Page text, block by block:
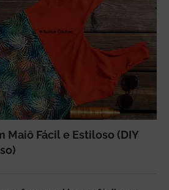
Maiô Fácil e Estiloso (DIY